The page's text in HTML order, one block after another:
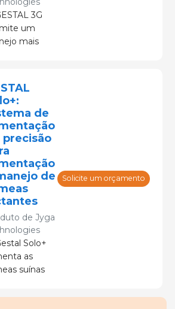
para
A
de
e
3G
um
mais
estar
e reduz
em
em
outros
de
precisão
de
de Jyga
Solo+
as
suínas
de forma
Solicite um orçamento